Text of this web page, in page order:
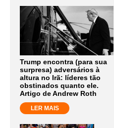
Trump encontra (para sua
surpresa) adversários à
altura no Irã: líderes tão
obstinados quanto ele.
Artigo de Andrew Roth
LER MAIS